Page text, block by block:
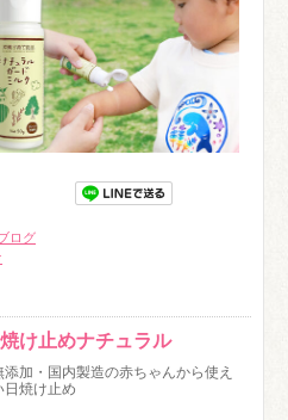
ログ
け止めナチュラル
添加・国内製造の赤ちゃんから使え
日焼け止め